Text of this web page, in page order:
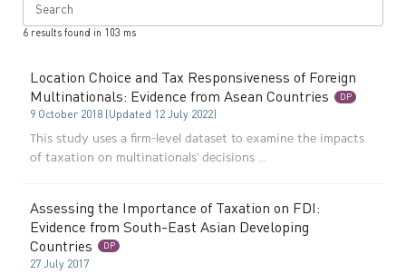
Search
6 results found in 103 ms
Location Choice and Tax Responsiveness of Foreign
Multinationals: Evidence from Asean Countries
DP
9 October 2018 (Updated 12 July 2022)
This study uses a firm-level dataset to examine the impacts
of taxation on multinationals' decisions ...
Assessing the Importance of Taxation on FDI:
Evidence from South-East Asian Developing
Countries
DP
27 July 2017